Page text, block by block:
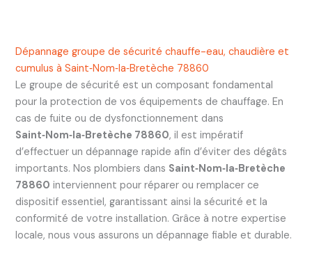
Dépannage groupe de sécurité chauffe-eau, chaudière et
cumulus à Saint‑Nom‑la‑Bretèche 78860
Le groupe de sécurité est un composant fondamental
pour la protection de vos équipements de chauffage. En
cas de fuite ou de dysfonctionnement dans
Saint‑Nom‑la‑Bretèche 78860, il est impératif
d’effectuer un dépannage rapide afin d’éviter des dégâts
importants. Nos plombiers dans Saint‑Nom‑la‑Bretèche
78860 interviennent pour réparer ou remplacer ce
dispositif essentiel, garantissant ainsi la sécurité et la
conformité de votre installation. Grâce à notre expertise
locale, nous vous assurons un dépannage fiable et durable.